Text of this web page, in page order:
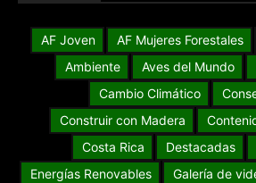
AF Joven AF Mujeres Forestales
Ambiente
Aves del Mundo
Cambio Climático
Construir con Madera
Costa Rica
Destacadas
Energías Renovables
Galería de